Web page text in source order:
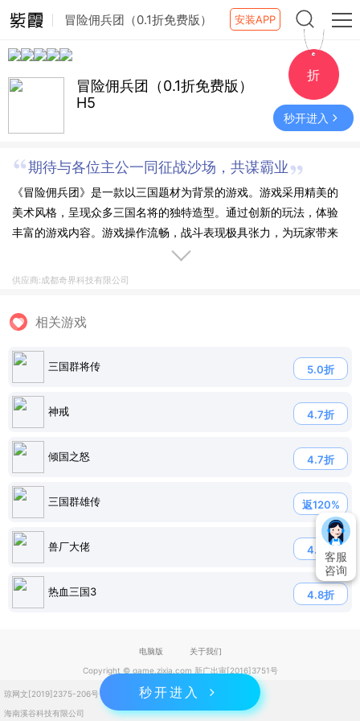
冒险佣兵团（0.1折免费版）
H5
安装APP
冒险佣兵团（0.1折免费版）
H5
折
秒开进入
期待与各位主公一同征战沙场，共谋霸业
《冒险佣兵团》是一款以三国题材为背景的游戏。游戏采用精美的
美术风格，呈现众多三国名将的独特造型。通过创新的玩法，体验
丰富的游戏内容。游戏操作流畅，战斗表现极具张力，为玩家带来
沉浸式的三国战场体验。期待与各位主公一同征战沙场，共谋霸业!
供应商:成都奇界科技有限公司
相关游戏
三国群将传 5.0折
神戒 4.7折
倾国之怒 4.7折
三国群雄传 返120%
兽厂大佬 4.7折
热血三国3 4.8折
秒开进入
客服
咨询
电脑版
关于我们
Copyright © game.zixia.com 新广出审[2016]3751号
琼网文[2019]2375-206号
琼ICP备2023004832号
海南溪谷科技有限公司